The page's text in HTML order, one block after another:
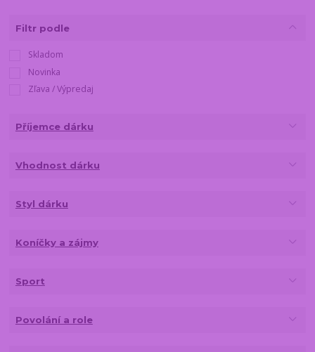
Filtr podle
Skladom
Novinka
Zľava / Výpredaj
Příjemce dárku
Vhodnost dárku
Styl dárku
Koníčky a zájmy
Sport
Povolání a role